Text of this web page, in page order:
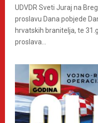
UDVDR Sveti Juraj na
proslavu Dana pobjede
hrvatskih branitelja, te
proslava...